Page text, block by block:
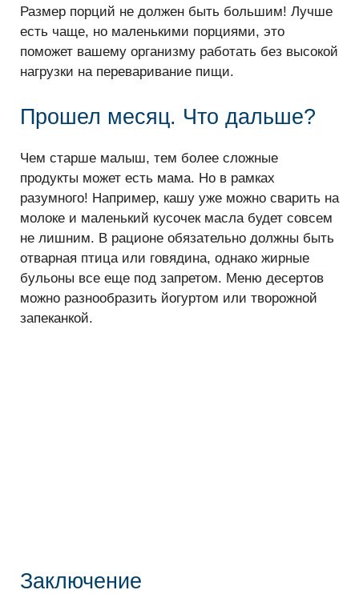
Размер порций не должен быть большим! Лучше
есть чаще, но маленькими порциями, это
поможет вашему организму работать без высокой
нагрузки на переваривание пищи.
Прошел месяц. Что дальше?
Чем старше малыш, тем более сложные
продукты может есть мама. Но в рамках
разумного! Например, кашу уже можно сварить на
молоке и маленький кусочек масла будет совсем
не лишним. В рационе обязательно должны быть
отварная птица или говядина, однако жирные
бульоны все еще под запретом. Меню десертов
можно разнообразить йогуртом или творожной
запеканкой.
Заключение